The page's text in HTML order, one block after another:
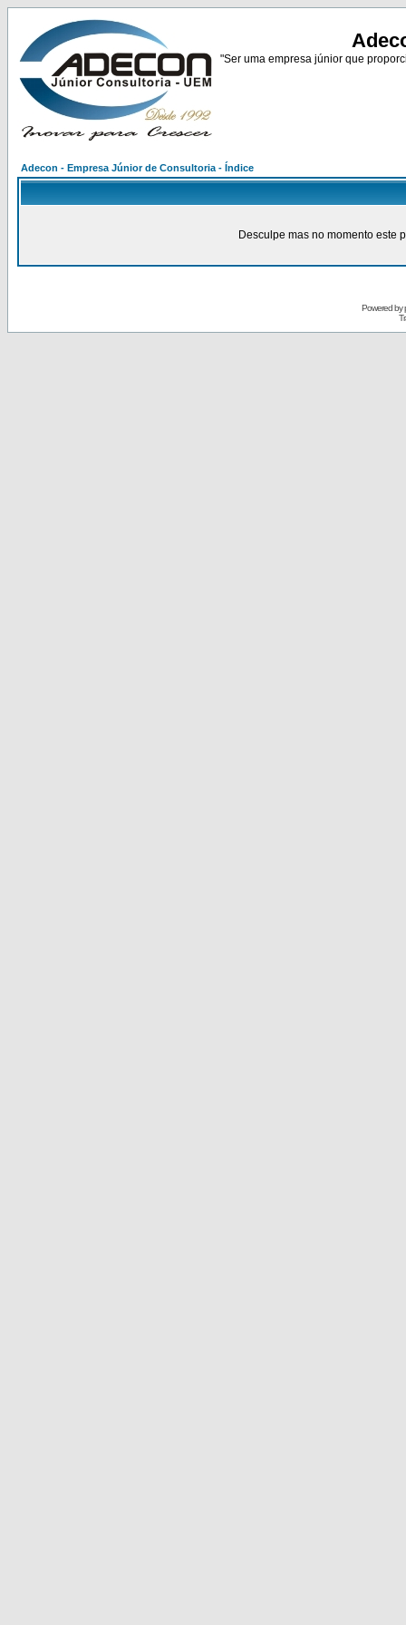
"Ser uma empresa júnior que
Adecon - Empresa Júnior de Consultoria - Índice
Desculpe mas no momento este
Powered by